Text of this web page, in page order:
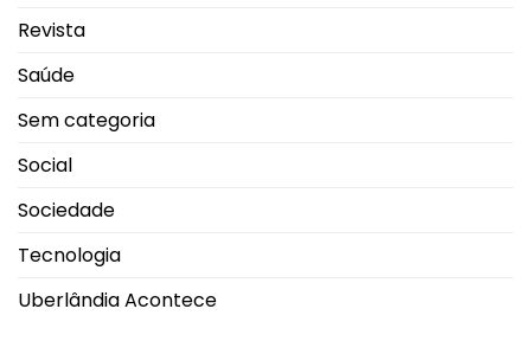
Revista
Saúde
Sem categoria
Social
Sociedade
Tecnologia
Uberlândia Acontece